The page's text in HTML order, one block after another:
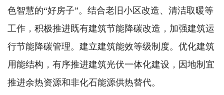
色智慧的“好房子”。结合老旧小区改造、清洁取暖等
工作，积极推进既有建筑节能降碳改造，加强建筑运
行节能降碳管理。建立建筑能效等级制度。优化建筑
用能结构，有序推进建筑光伏一体化建设，因地制宜
推进余热资源和非化石能源供热替代。